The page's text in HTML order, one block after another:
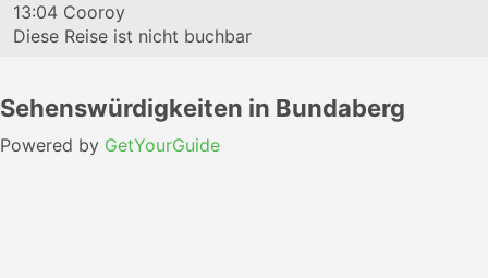
13:04 Cooroy
Diese Reise ist nicht buchbar
Sehenswürdigkeiten in Bundaberg
Powered by GetYourGuide